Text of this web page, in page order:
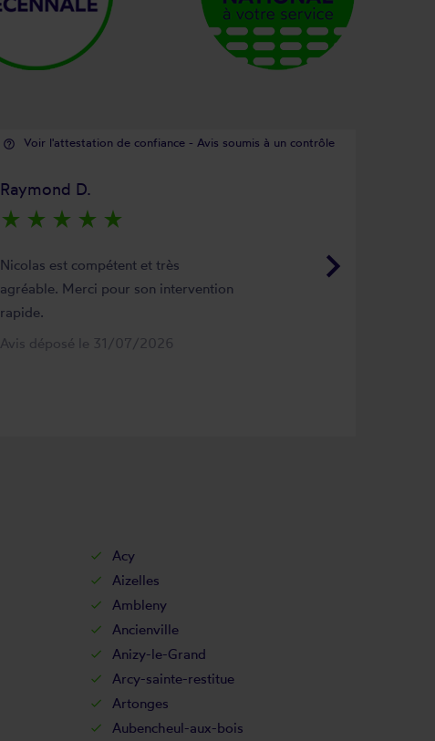
help_outline Voir l'attestation de confiance - Avis soumis à un contrôle
keyboard_arrow_right
Raymond D.
star_rate star_rate star_rate star_rate star_rate
Nicolas est compétent et très
agréable. Merci pour son intervention
rapide.
Avis déposé le 31/07/2026
Acy
Aizelles
Ambleny
Ancienville
Anizy-le-Grand
Arcy-sainte-restitue
Artonges
Aubencheul-aux-bois